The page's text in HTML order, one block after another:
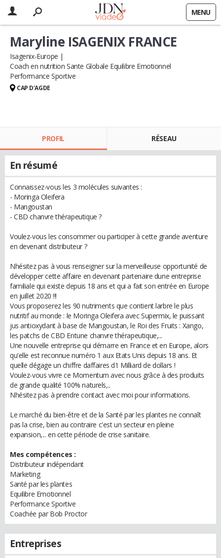
MENU
Maryline ISAGENIX FRANCE
Isagenix-Europe
Coach en nutrition Sante Globale Equilibre Emotionnel
Performance Sportive
CAP D'AGDE
PROFIL RÉSEAU
En résumé
Connaissez-vous les 3 molécules suivantes :
- Moringa Oleifera
- Mangoustan
- CBD chanvre thérapeutique ?
Voulez-vous les consommer ou participer à cette grande aventure
en devenant distributeur ?
Nhésitez pas à vous renseigner sur la merveilleuse opportunité de
développer cette affaire en devenant partenaire dune entreprise
familiale qui existe depuis 18 ans et qui a fait son entrée en Europe
en juillet 2020 !!!
Vous proposerez les 90 nutriments que contient larbre le plus
nutritif au monde : le Moringa Oleifera avec Supermix, le puissant
jus antioxydant à base de Mangoustan, le Roi des Fruits : Xango,
les patchs de CBD Entune chanvre thérapeutique,...
Une nouvelle entreprise qui démarre en France et en Europe, alors
qu'elle est reconnue numéro 1 aux Etats Unis depuis 18 ans. Et
quelle dégage un chiffre daffaires d1 Milliard de dollars !
Voulez-vous vivre ce Momentum avec nous grâce à des produits
de grande qualité 100% naturels,..
Nhésitez pas à prendre contact avec moi pour informations.
Le marché du bien-être et de la Santé par les plantes ne connaît
pas la crise, bien au contraire c'est un secteur en pleine
expansion,... en cette période de crise sanitaire.
Mes compétences :
Distributeur indépendant
Marketing
Santé par les plantes
Equilibre Emotionnel
Performance Sportive
Coachée par Bob Proctor
Entreprises